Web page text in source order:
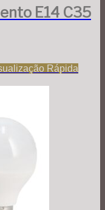
E14 C35
Rápida